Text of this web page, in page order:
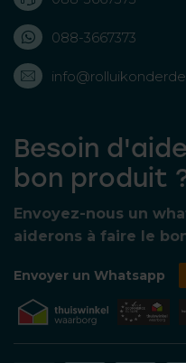
088-3667373
Besoin
bon produit
Envoyez-nous un
aiderons à faire le
Envoyer un Whatsapp